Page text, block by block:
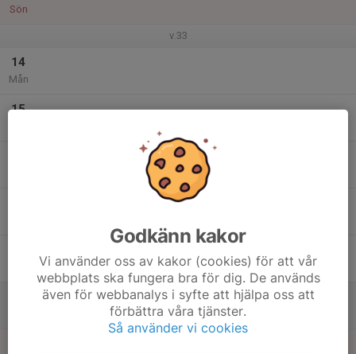
Sön
v.33
14
Mån
15
Godkänn kakor
Vi använder oss av kakor (cookies) för att vår
webbplats ska fungera bra för dig. De används
även för webbanalys i syfte att hjälpa oss att
förbättra våra tjänster.
Så använder vi cookies